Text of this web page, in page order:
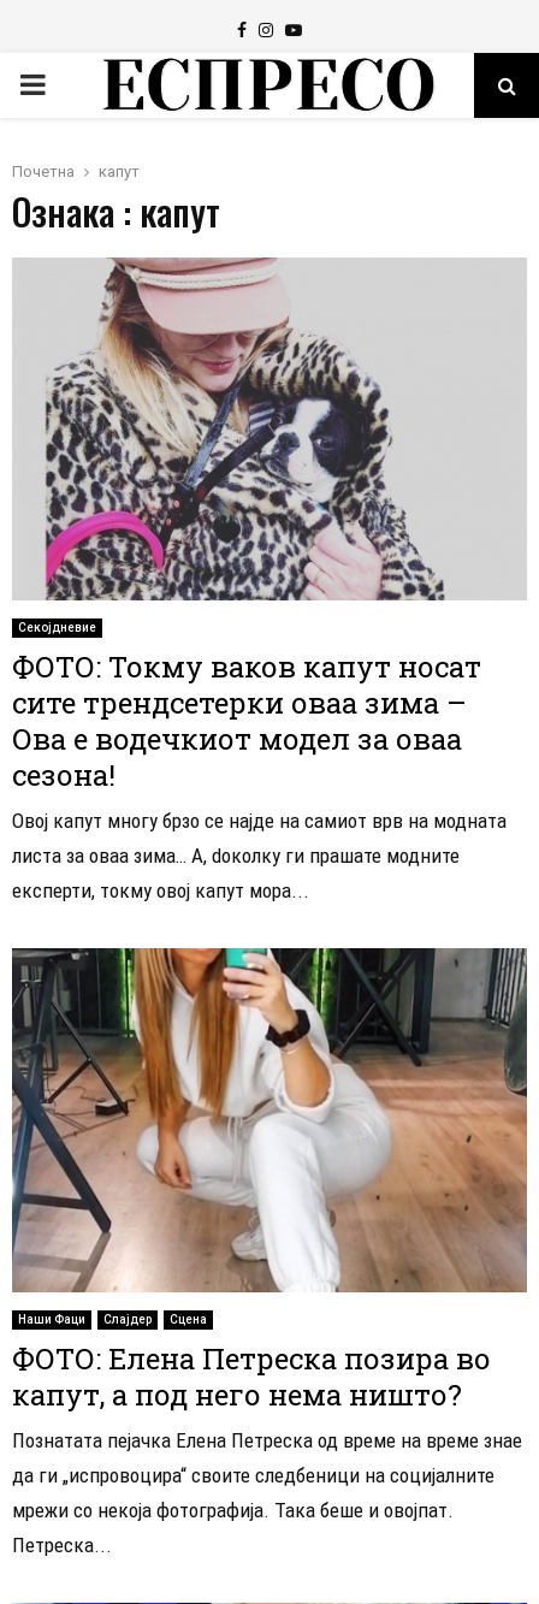
Facebook
Instagram
Youtube
PRIMARY
Почетна капут
Ознака : капут
Секојдневие
ФОТО: Токму ваков капут носат
сите трендсетерки оваа зима –
Ова е водечкиот модел за оваа
сезона!
Овој капут многу брзо се најде на самиот врв на модната
листа за оваа зима… A, dоколку ги прашате модните
експерти, токму овој капут мора...
Наши Фаци Слајдер Сцена
ФОТО: Елена Петреска позира во
капут, а под него нема ништо?
Познатата пејачка Елена Петреска од време на време знае
да ги „испровоцира“ своите следбеници на социјалните
мрежи со некоја фотографија. Така беше и овојпат.
Петреска...